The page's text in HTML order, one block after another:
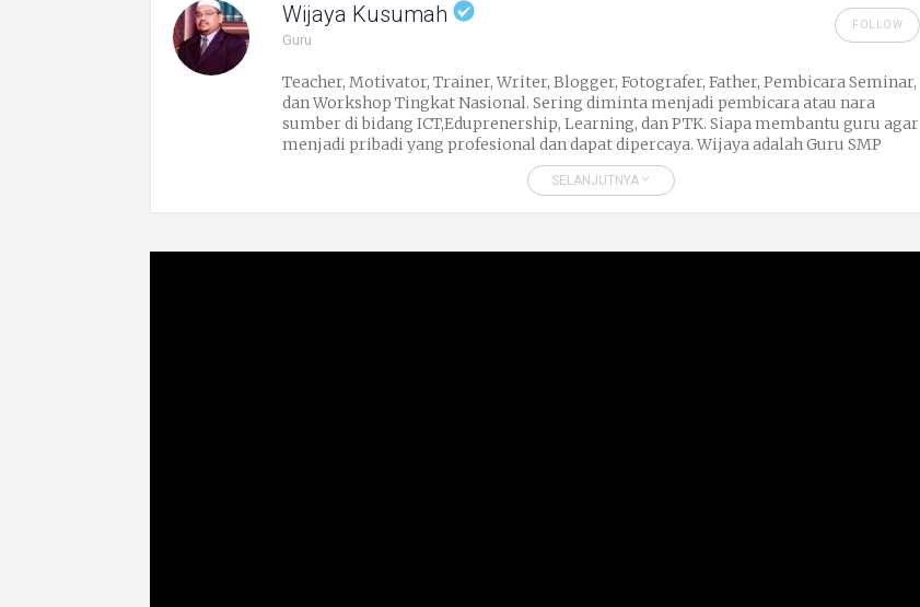
Wijaya Kusumah FOLLOW
Guru
Teacher, Motivator, Trainer, Writer, Blogger, Fotografer, Father, Pembicara Seminar,
dan Workshop Tingkat Nasional. Sering diminta menjadi pembicara atau nara
sumber di bidang ICT,Eduprenership, Learning, dan PTK. Siapa membantu guru agar
menjadi pribadi yang profesional dan dapat dipercaya. Wijaya adalah Guru SMP
Labschool Jakarta yang doyan ngeblog di http://wijayalabs.com, Wijaya oleh anak
didiknya biasa dipanggil OMJAY. Hatinya telah jatuh cinta dengan kompasiana pada
ditekuninya. Pesan Omjay, Menulis lah di blog Kompasiana Sebelum Tidur. HP.
SELANJUTNYA